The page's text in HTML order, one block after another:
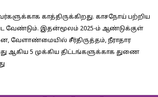
காத்திருக்கிறது. காசநோய் பற்றிய
வேண்டும். இதன்மூலம் 2025-ம் ஆண்டுக்குள்
வேளாண்மையில் சீர்திருத்தம், நீராதார
ஆகிய 5 முக்கிய திட்டங்களுக்காக துணை